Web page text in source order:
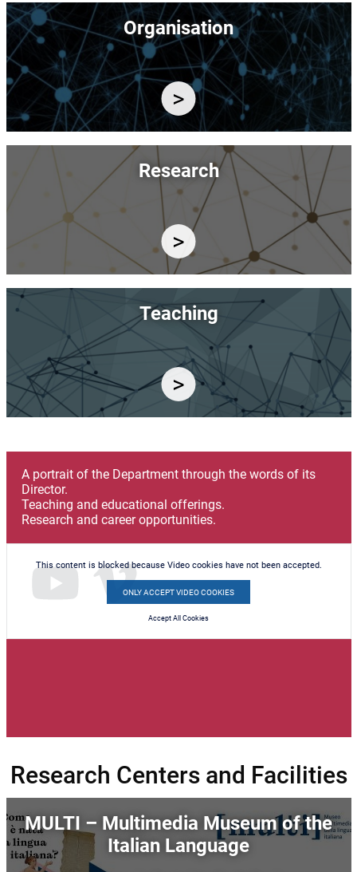
Image
Organisation
Research
Image
Teaching
A portrait of the Department through the words of its
Director.
Teaching and educational offerings.
Research and career opportunities.
This content is blocked because Video cookies have not been accepted.
ONLY ACCEPT VIDEO COOKIES
Accept All Cookies
Research Centers and Facilities
MULTI – Multimedia Museum of the
Italian Language